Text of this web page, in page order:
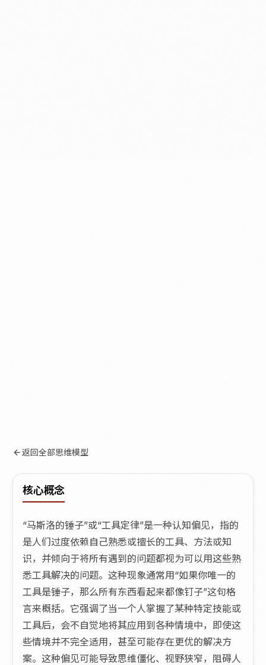
返回全部思维模型
核心概念
“马斯洛的锤子”或“工具定律”是一种认知偏见，指的
是人们过度依赖自己熟悉或擅长的工具、方法或知
识，并倾向于将所有遇到的问题都视为可以用这些熟
悉工具解决的问题。这种现象通常用“如果你唯一的
工具是锤子，那么所有东西看起来都像钉子”这句格
言来概括。它强调了当一个人掌握了某种特定技能或
工具后，会不自觉地将其应用到各种情境中，即使这
些情境并不完全适用，甚至可能存在更优的解决方
案。这种偏见可能导致思维僵化、视野狭窄，阻碍人